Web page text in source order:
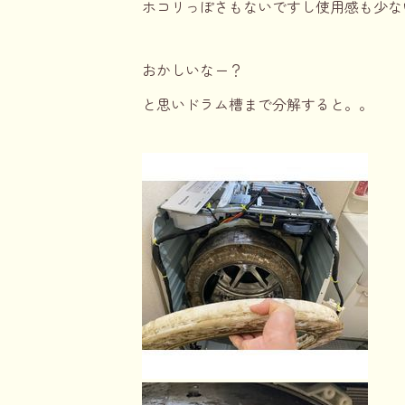
ホコリっぽさもないですし使用感も少
おかしいなー？
と思いドラム槽まで分解すると。。